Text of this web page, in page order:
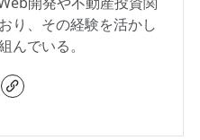
り、その経験を活かし
んでいる。